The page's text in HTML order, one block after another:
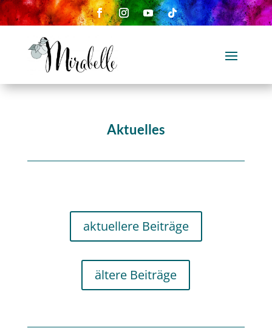
Aktuelles
aktuellere Beiträge
ältere Beiträge